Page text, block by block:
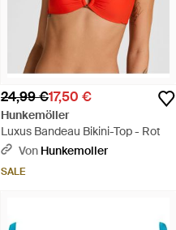
24,99 €17,50 €
Hunkemöller
Luxus Bandeau Bikini-Top - Rot
Von Hunkemoller
SALE